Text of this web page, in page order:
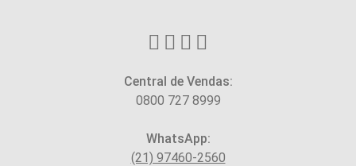
Central de Vendas:
0800 727 8999
WhatsApp:
(21) 97460-2560